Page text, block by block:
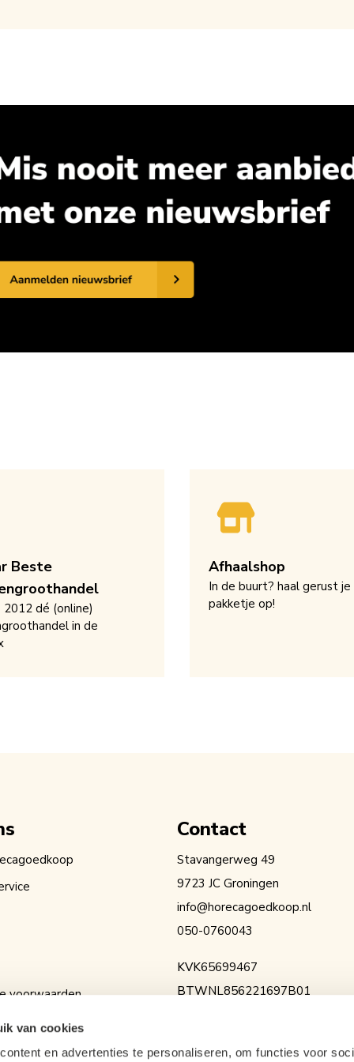
van cookies
en advertenties te personaliseren, om functies voor
Beste
2012 dé (online)
in de
Afhaalshop
In de buurt? haal gerust je
pakketje op!
voorwaarden
Contact
Stavangerweg 49
9723 JC Groningen
info@horecagoedkoop.nl
050-0760043
KVK65699467
BTWNL856221697B01